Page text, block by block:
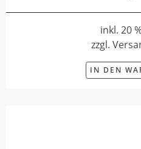
inkl. 20
zzgl.
IN DEN